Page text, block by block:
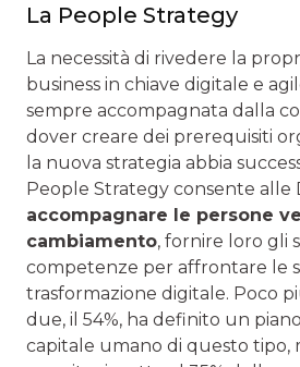
La People Strategy
La necessità di rivedere la
business in chiave digitale e
sempre accompagnata dalla
dover creare dei prerequisiti
la nuova strategia abbia
People Strategy consente alle
accompagnare le persone
cambiamento, fornire loro gli
competenze per affrontare le
trasformazione digitale. Poco
due, il 54%, ha definito un
capitale umano di questo tipo,